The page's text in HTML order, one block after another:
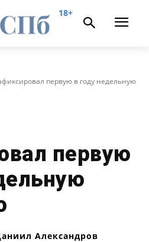
18+
первую в году недельную
первую
Александров